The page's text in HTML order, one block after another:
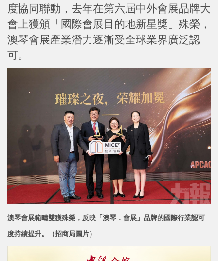
度協同聯動，去年在第六屆中外會展品牌大
會上獲頒「國際會展目的地新星獎」殊榮，
澳琴會展產業潛力逐漸受全球業界廣泛認
可。
澳琴會展範疇雙獲殊榮，反映「澳琴．會展」品牌的國際行業認可
度持續提升。（招商局圖片）